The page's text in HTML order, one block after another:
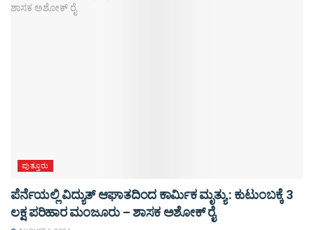
ಪುತ್ತೂರು
ಪೆರ್ನೆಯಲ್ಲಿ ವಿದ್ಯುತ್ ಆಘಾತದಿಂದ ಕಾರ್ಮಿಕ ಮೃತ್ಯು : ಕುಟುಂಬಕ್ಕೆ 3
ಲಕ್ಷ ಪರಿಹಾರ ಮಂಜೂರು – ಶಾಸಕ ಅಶೋಕ್ ರೈ